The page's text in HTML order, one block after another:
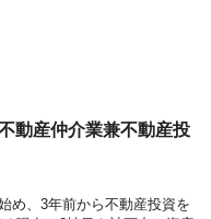
動産仲介業兼不動産投
め、3年前から不動産投資を